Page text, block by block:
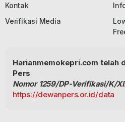
Kontak
Verifikasi Media
Harianmemokepri.com telah
Pers
Nomor 1259/DP-Verifikasi/K/
https://dewanpers.or.id/data